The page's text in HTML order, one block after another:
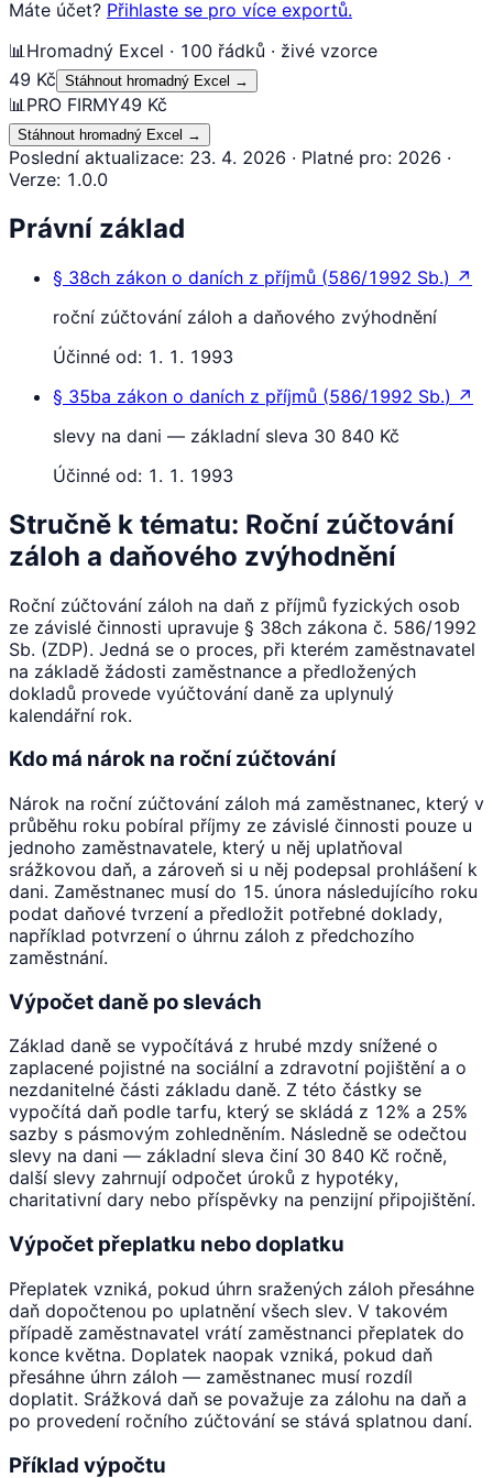
Máte účet? Přihlaste se pro více exportů.
📊 Hromadný Excel · 100 řádků · živé vzorce
49 Kč Stáhnout hromadný Excel →
📊 PRO FIRMY49 Kč
Stáhnout hromadný Excel →
Poslední aktualizace: 23. 4. 2026 · Platné pro: 2026 ·
Verze: 1.0.0
Právní základ
§ 38ch zákon o daních z příjmů (586/1992 Sb.) ↗
roční zúčtování záloh a daňového zvýhodnění
Účinné od: 1. 1. 1993
§ 35ba zákon o daních z příjmů (586/1992 Sb.) ↗
slevy na dani — základní sleva 30 840 Kč
Účinné od: 1. 1. 1993
Stručně k tématu: Roční zúčtování
záloh a daňového zvýhodnění
Roční zúčtování záloh na daň z příjmů fyzických osob
ze závislé činnosti upravuje § 38ch zákona č. 586/1992
Sb. (ZDP). Jedná se o proces, při kterém zaměstnavatel
na základě žádosti zaměstnance a předložených
dokladů provede vyúčtování daně za uplynulý
kalendářní rok.
Kdo má nárok na roční zúčtování
Nárok na roční zúčtování záloh má zaměstnanec, který v
průběhu roku pobíral příjmy ze závislé činnosti pouze u
jednoho zaměstnavatele, který u něj uplatňoval
srážkovou daň, a zároveň si u něj podepsal prohlášení k
dani. Zaměstnanec musí do 15. února následujícího roku
podat daňové tvrzení a předložit potřebné doklady,
například potvrzení o úhrnu záloh z předchozího
zaměstnání.
Výpočet daně po slevách
Základ daně se vypočítává z hrubé mzdy snížené o
zaplacené pojistné na sociální a zdravotní pojištění a o
nezdanitelné části základu daně. Z této částky se
vypočítá daň podle tarfu, který se skládá z 12% a 25%
sazby s pásmovým zohledněním. Následně se odečtou
slevy na dani — základní sleva činí 30 840 Kč ročně,
další slevy zahrnují odpočet úroků z hypotéky,
charitativní dary nebo příspěvky na penzijní připojištění.
Výpočet přeplatku nebo doplatku
Přeplatek vzniká, pokud úhrn sražených záloh přesáhne
daň dopočtenou po uplatnění všech slev. V takovém
případě zaměstnavatel vrátí zaměstnanci přeplatek do
konce května. Doplatek naopak vzniká, pokud daň
přesáhne úhrn záloh — zaměstnanec musí rozdíl
doplatit. Srážková daň se považuje za zálohu na daň a
po provedení ročního zúčtování se stává splatnou daní.
Příklad výpočtu